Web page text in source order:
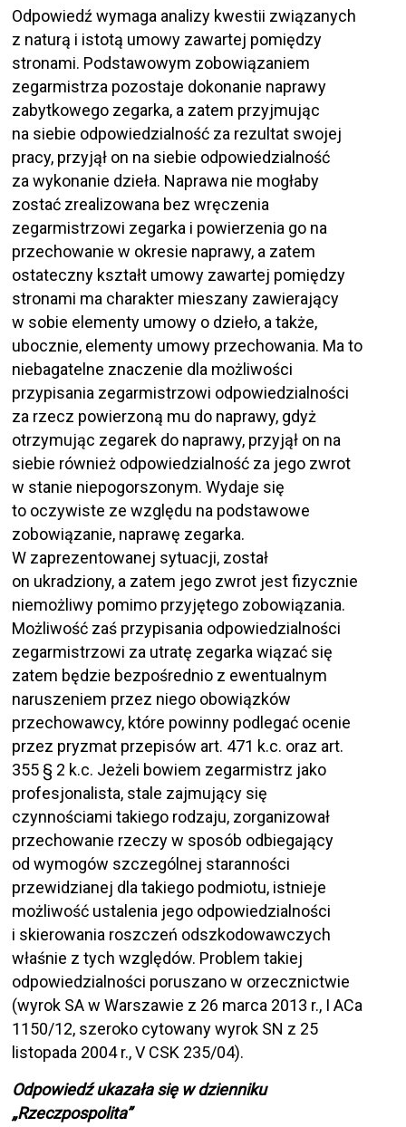
Odpowiedź wymaga analizy kwestii związanych
z naturą i istotą umowy zawartej pomiędzy
stronami. Podstawowym zobowiązaniem
zegarmistrza pozostaje dokonanie naprawy
zabytkowego zegarka, a zatem przyjmując
na siebie odpowiedzialność za rezultat swojej
pracy, przyjął on na siebie odpowiedzialność
za wykonanie dzieła. Naprawa nie mogłaby
zostać zrealizowana bez wręczenia
zegarmistrzowi zegarka i powierzenia go na
przechowanie w okresie naprawy, a zatem
ostateczny kształt umowy zawartej pomiędzy
stronami ma charakter mieszany zawierający
w sobie elementy umowy o dzieło, a także,
ubocznie, elementy umowy przechowania. Ma to
niebagatelne znaczenie dla możliwości
przypisania zegarmistrzowi odpowiedzialności
za rzecz powierzoną mu do naprawy, gdyż
otrzymując zegarek do naprawy, przyjął on na
siebie również odpowiedzialność za jego zwrot
w stanie niepogorszonym. Wydaje się
to oczywiste ze względu na podstawowe
zobowiązanie, naprawę zegarka.
W zaprezentowanej sytuacji, został
on ukradziony, a zatem jego zwrot jest fizycznie
niemożliwy pomimo przyjętego zobowiązania.
Możliwość zaś przypisania odpowiedzialności
zegarmistrzowi za utratę zegarka wiązać się
zatem będzie bezpośrednio z ewentualnym
naruszeniem przez niego obowiązków
przechowawcy, które powinny podlegać ocenie
przez pryzmat przepisów art. 471 k.c. oraz art.
355 § 2 k.c. Jeżeli bowiem zegarmistrz jako
profesjonalista, stale zajmujący się
czynnościami takiego rodzaju, zorganizował
przechowanie rzeczy w sposób odbiegający
od wymogów szczególnej staranności
przewidzianej dla takiego podmiotu, istnieje
możliwość ustalenia jego odpowiedzialności
i skierowania roszczeń odszkodowawczych
właśnie z tych względów. Problem takiej
odpowiedzialności poruszano w orzecznictwie
(wyrok SA w Warszawie z 26 marca 2013 r., I ACa
1150/12, szeroko cytowany wyrok SN z 25
listopada 2004 r., V CSK 235/04).
Odpowiedź ukazała się w dzienniku
„Rzeczpospolita”